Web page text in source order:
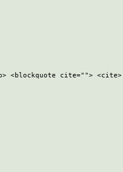
cite=""> <cite>